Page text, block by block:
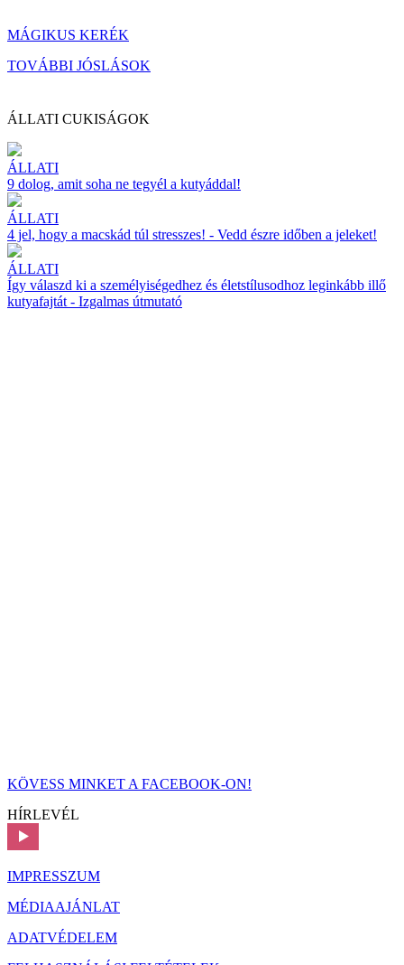
MÁGIKUS KERÉK
TOVÁBBI JÓSLÁSOK
ÁLLATI CUKISÁGOK
ÁLLATI
9 dolog, amit soha ne tegyél a kutyáddal!
ÁLLATI
4 jel, hogy a macskád túl stresszes! - Vedd észre időben a jeleket!
ÁLLATI
Így válaszd ki a személyiségedhez és életstílusodhoz leginkább illő
kutyafajtát - Izgalmas útmutató
KÖVESS MINKET A FACEBOOK-ON!
HÍRLEVÉL
IMPRESSZUM
MÉDIAAJÁNLAT
ADATVÉDELEM